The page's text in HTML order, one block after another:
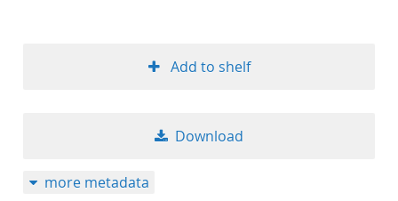
Add to shelf
Download
more metadata